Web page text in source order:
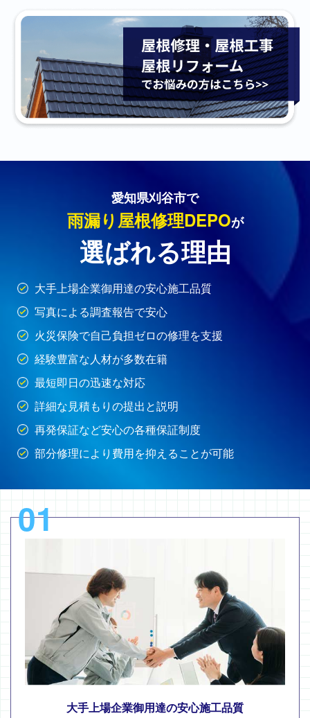
愛知県刈谷市で
雨漏り屋根修理DEPOが
選ばれる理由
大手上場企業御用達の安心施工品質
写真による調査報告で安心
火災保険で自己負担ゼロの修理を支援
経験豊富な人材が多数在籍
最短即日の迅速な対応
詳細な見積もりの提出と説明
再発保証など安心の各種保証制度
部分修理により費用を抑えることが可能
01
大手上場企業御用達の安心施工品質